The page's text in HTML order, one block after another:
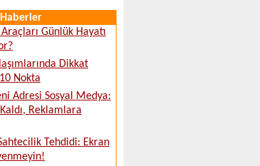
Günlük Hayatı
Dikkat
Nokta
Adresi Sosyal Medya:
Reklamlara
Tehdidi: Ekran